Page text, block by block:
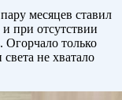
месяцев ставил
при отсутствии
Огорчало только
не хватало